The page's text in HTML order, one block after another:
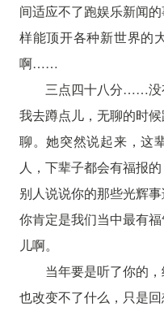
间适应不了跑娱乐新闻
样能顶开各种新世界的
啊……
三点四十八分……没
我去蹲点儿，无聊的时
聊。她突然说起来，这
人，下辈子都会有福报
别人说说你的那些光辉
你肯定是我们当中最有
儿啊。
当年要是听了你的
也改变不了什么，只是